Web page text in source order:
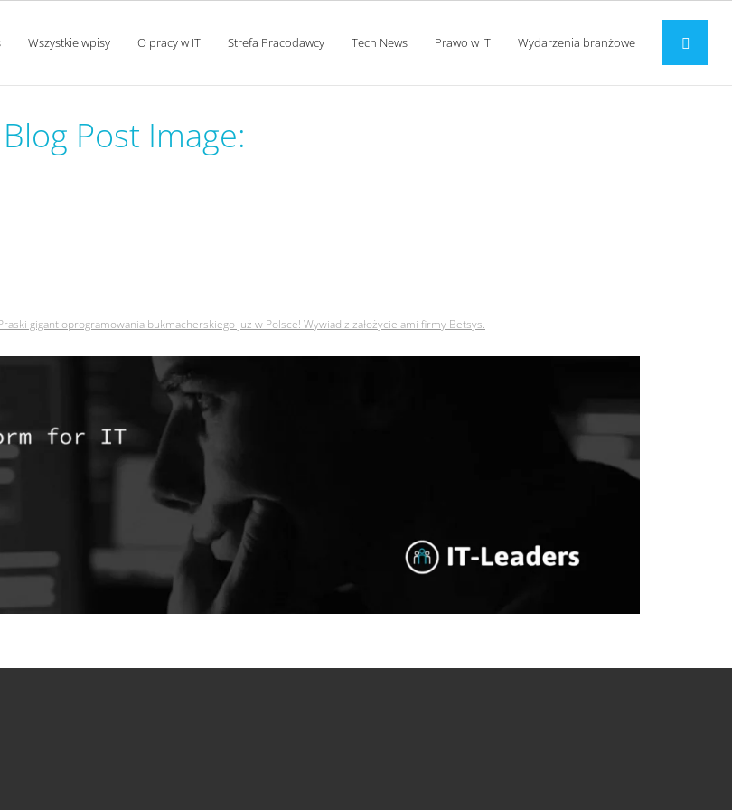
Wszystkie wpisy O pracy w IT Strefa Pracodawcy Tech News Prawo w IT Wydarzenia branżowe
Blog Post Image:
gigant oprogramowania bukmacherskiego już w Polsce! Wywiad z założycielami firmy Betsys.